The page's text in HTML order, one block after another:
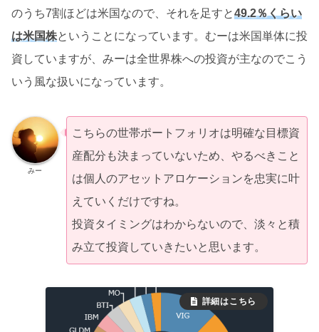
のうち7割ほどは米国なので、それを足すと49.2％くらい
は米国株ということになっています。むーは米国単体に投
資していますが、みーは全世界株への投資が主なのでこう
いう風な扱いになっています。
みー
こちらの世帯ポートフォリオは明確な目標資
産配分も決まっていないため、やるべきこと
は個人のアセットアロケーションを忠実に叶
えていくだけですね。
投資タイミングはわからないので、淡々と積
み立て投資していきたいと思います。